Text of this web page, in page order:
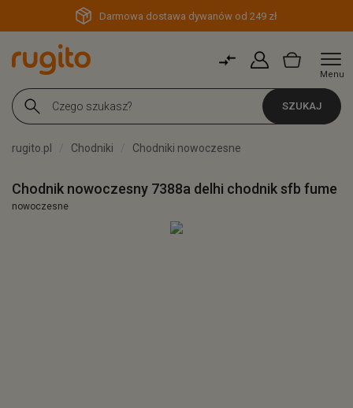
Darmowa dostawa dywanów od 249 zł
Menu
SZUKAJ
rugito.pl Chodniki Chodniki nowoczesne
Chodnik nowoczesny 7388a delhi chodnik sfb fume
nowoczesne